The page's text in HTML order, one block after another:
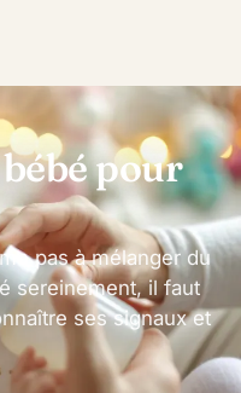
pour
pas à mélanger du
sereinement, il faut
ses signaux et